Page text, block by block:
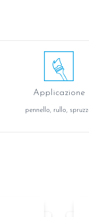
Applicazione
pennello, rullo,